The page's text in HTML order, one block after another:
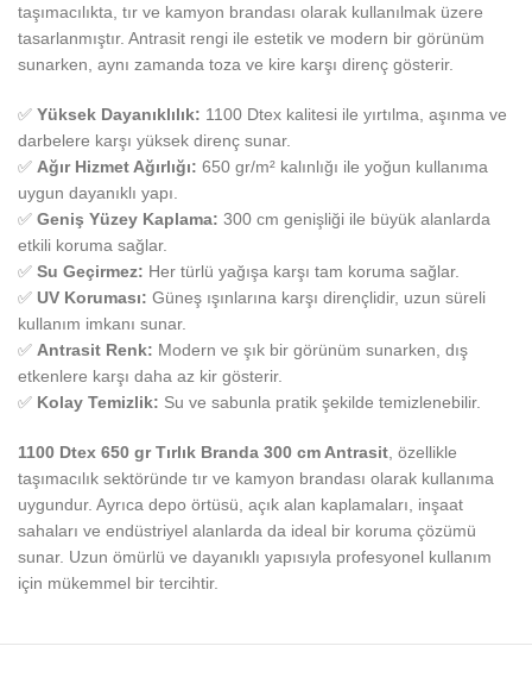
taşımacılıkta, tır ve kamyon brandası olarak kullanılmak üzere
tasarlanmıştır. Antrasit rengi ile estetik ve modern bir görünüm
sunarken, aynı zamanda toza ve kire karşı direnç gösterir.
✅ Yüksek Dayanıklılık: 1100 Dtex kalitesi ile yırtılma, aşınma ve
darbelere karşı yüksek direnç sunar.
✅ Ağır Hizmet Ağırlığı: 650 gr/m² kalınlığı ile yoğun kullanıma
uygun dayanıklı yapı.
✅ Geniş Yüzey Kaplama: 300 cm genişliği ile büyük alanlarda
etkili koruma sağlar.
✅ Su Geçirmez: Her türlü yağışa karşı tam koruma sağlar.
✅ UV Koruması: Güneş ışınlarına karşı dirençlidir, uzun süreli
kullanım imkanı sunar.
✅ Antrasit Renk: Modern ve şık bir görünüm sunarken, dış
etkenlere karşı daha az kir gösterir.
✅ Kolay Temizlik: Su ve sabunla pratik şekilde temizlenebilir.
1100 Dtex 650 gr Tırlık Branda 300 cm Antrasit , özellikle
taşımacılık sektöründe tır ve kamyon brandası olarak kullanıma
uygundur. Ayrıca depo örtüsü, açık alan kaplamaları, inşaat
sahaları ve endüstriyel alanlarda da ideal bir koruma çözümü
sunar. Uzun ömürlü ve dayanıklı yapısıyla profesyonel kullanım
için mükemmel bir tercihtir.